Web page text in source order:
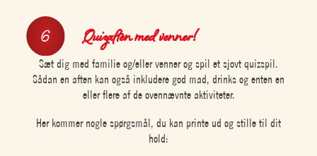
Quizaften med venner!
Sæt dig med familie og/eller venner og spil et sjovt quizspil.
Sådan en aften kan også inkludere god mad, drinks og enten en
eller flere af de ovennævnte aktiviteter.
Her kommer nogle spørgsmål, du kan printe ud og stille til dit
hold: